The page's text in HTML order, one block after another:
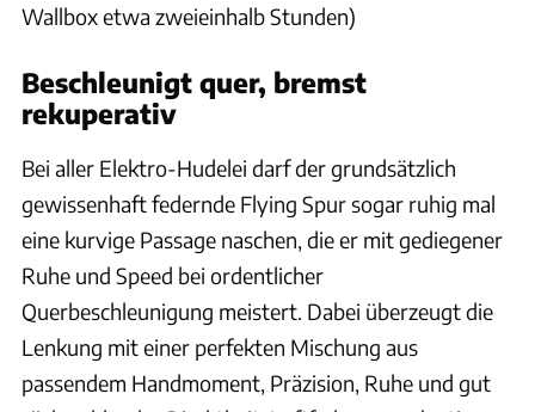
Wallbox etwa zweieinhalb Stunden)
Beschleunigt quer, bremst
rekuperativ
Bei aller Elektro-Hudelei darf der grundsätzlich
gewissenhaft federnde Flying Spur sogar ruhig mal
eine kurvige Passage naschen, die er mit gediegener
Ruhe und Speed bei ordentlicher
Querbeschleunigung meistert. Dabei überzeugt die
Lenkung mit einer perfekten Mischung aus
passendem Handmoment, Präzision, Ruhe und gut